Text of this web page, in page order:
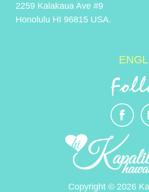
2259 Kalakaua Ave #9
Honolulu HI 96815 USA.
Copyright © 2026